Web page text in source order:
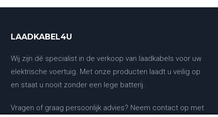
LAADKABEL4U
Wij zijn dé specialist in de verkoop van laadkabels voor uw
elektrische voertuig. Met onze producten laadt u veilig op
en staat u nooit zonder een lege batterij.
Vragen of graag persoonlijk advies? Neem contact op met